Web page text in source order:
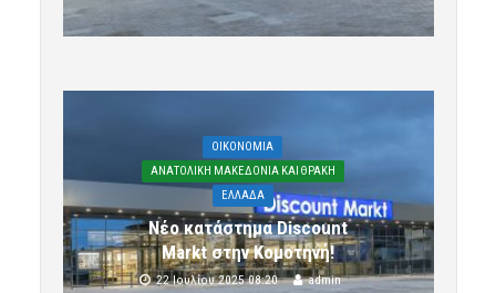
OIKONOMIA
ΑΝΑΤΟΛΙΚΗ ΜΑΚΕΔΟΝΙΑ ΚΑΙ ΘΡΑΚΗ
ΕΛΛΑΔΑ
Νέο κατάστημα Discount
Markt στην Κομοτηνή!
22 Ιουλίου 2025 08:20 admin